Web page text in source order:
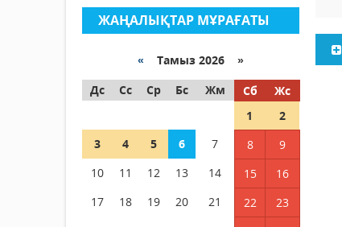
ЖАҢАЛЫҚТАР МҰРАҒАТЫ
« Тамыз 2026 »
Дс
Сс Ср Бс Жм Сб
Жс
1
2
3
4 5 6 7 8
9
10
11 12 13 14 15
16
17
18 19 20 21 22
23